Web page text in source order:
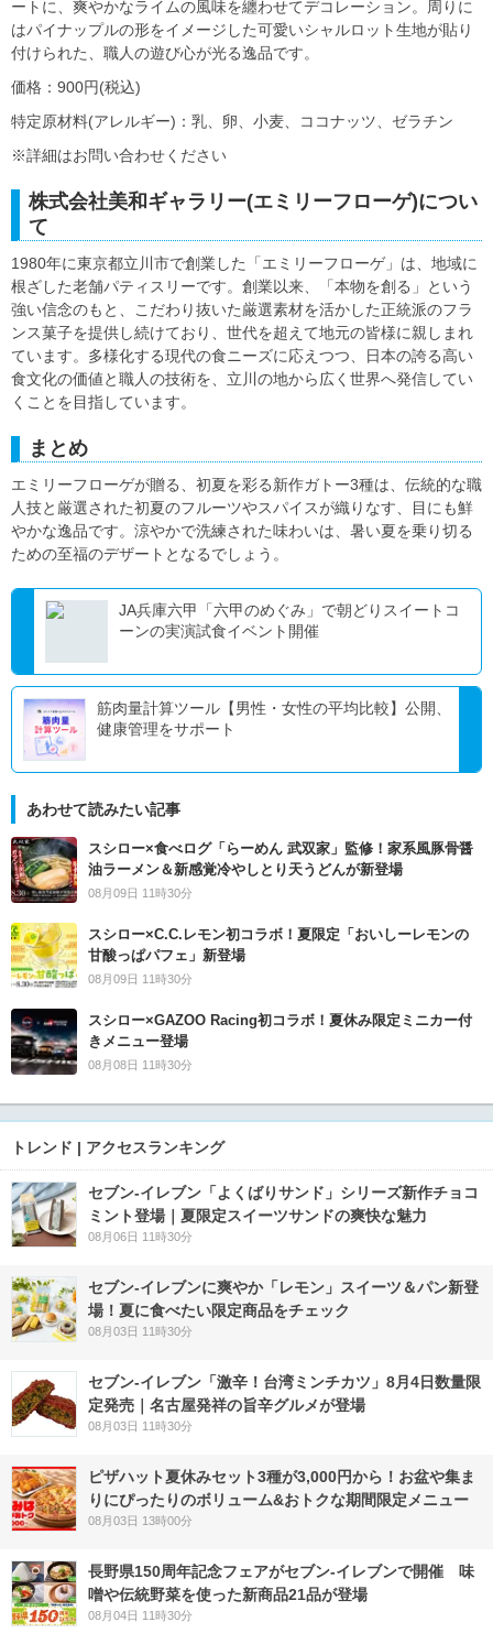
ートに、爽やかなライムの風味を纏わせてデコレーション。周りに
はパイナップルの形をイメージした可愛いシャルロット生地が貼り
付けられた、職人の遊び心が光る逸品です。
価格：900円(税込)
特定原材料(アレルギー)：乳、卵、小麦、ココナッツ、ゼラチン
※詳細はお問い合わせください
株式会社美和ギャラリー(エミリーフローゲ)につい
て
1980年に東京都立川市で創業した「エミリーフローゲ」は、地域に
根ざした老舗パティスリーです。創業以来、「本物を創る」という
強い信念のもと、こだわり抜いた厳選素材を活かした正統派のフラ
ンス菓子を提供し続けており、世代を超えて地元の皆様に親しまれ
ています。多様化する現代の食ニーズに応えつつ、日本の誇る高い
食文化の価値と職人の技術を、立川の地から広く世界へ発信してい
くことを目指しています。
まとめ
エミリーフローゲが贈る、初夏を彩る新作ガトー3種は、伝統的な職
人技と厳選された初夏のフルーツやスパイスが織りなす、目にも鮮
やかな逸品です。涼やかで洗練された味わいは、暑い夏を乗り切る
ための至福のデザートとなるでしょう。
JA兵庫六甲「六甲のめぐみ」で朝どりスイートコ
ーンの実演試食イベント開催
筋肉量計算ツール【男性・女性の平均比較】公開、
健康管理をサポート
あわせて読みたい記事
スシロー×食べログ「らーめん 武双家」監修！家系風豚骨醤
油ラーメン＆新感覚冷やしとり天うどんが新登場
08月09日 11時30分
スシロー×C.C.レモン初コラボ！夏限定「おいしーレモンの
甘酸っぱパフェ」新登場
08月09日 11時30分
スシロー×GAZOO Racing初コラボ！夏休み限定ミニカー付
きメニュー登場
08月08日 11時30分
トレンド | アクセスランキング
セブン‐イレブン「よくばりサンド」シリーズ新作チョコ
ミント登場｜夏限定スイーツサンドの爽快な魅力
08月06日 11時30分
セブン‐イレブンに爽やか「レモン」スイーツ＆パン新登
場！夏に食べたい限定商品をチェック
08月03日 11時30分
セブン-イレブン「激辛！台湾ミンチカツ」8月4日数量限
定発売｜名古屋発祥の旨辛グルメが登場
08月03日 11時30分
ピザハット夏休みセット3種が3,000円から！お盆や集ま
りにぴったりのボリューム&おトクな期間限定メニュー
08月03日 13時00分
長野県150周年記念フェアがセブン-イレブンで開催 味
噌や伝統野菜を使った新商品21品が登場
08月04日 11時30分